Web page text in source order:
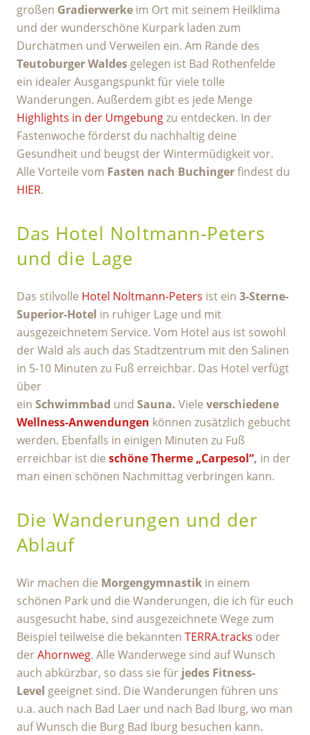
großen Gradierwerke im Ort mit seinem Heilklima
und der wunderschöne Kurpark laden zum
Durchatmen und Verweilen ein. Am Rande des
Teutoburger Waldes gelegen ist Bad Rothenfelde
ein idealer Ausgangspunkt für viele tolle
Wanderungen. Außerdem gibt es jede Menge
Highlights in der Umgebungzu entdecken. In der
Fastenwoche förderst du nachhaltig deine
Gesundheit und beugst der Wintermüdigkeit vor.
Alle Vorteile vom Fasten nach Buchingerfindest du
HIER.
Das Hotel Noltmann-Peters
und die Lage
Das stilvolle Hotel Noltmann-Peters ist ein 3-Sterne-
Superior-Hotel in ruhiger Lage und mit
ausgezeichnetem Service. Vom Hotel aus ist sowohl
der Wald als auch das Stadtzentrum mit den Salinen
in 5-10 Minuten zu Fuß erreichbar. Das Hotel verfügt
über
ein Schwimmbad und Sauna. Viele verschiedene
Wellness-Anwendungen können zusätzlich gebucht
werden. Ebenfalls in einigen Minuten zu Fuß
erreichbar ist die schöne Therme „Carpesol“, in der
man einen schönen Nachmittag verbringen kann.
Die Wanderungen und der
Ablauf
Wir machen die Morgengymnastik in einem
schönen Park und die Wanderungen, die ich für euch
ausgesucht habe, sind ausgezeichnete Wege zum
Beispiel teilweise die bekannten TERRA.tracks oder
derAhornweg. Alle Wanderwege sind auf Wunsch
auch abkürzbar, so dass sie für jedes Fitness-
Level geeignet sind. Die Wanderungen führen uns
u.a. auch nach Bad Laer und nach Bad Iburg, wo man
auf Wunsch die Burg Bad Iburg besuchen kann.